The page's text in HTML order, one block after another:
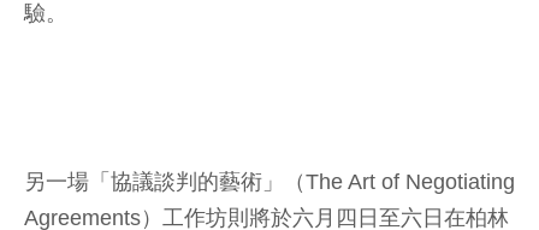
驗。
另一場「協議談判的藝術」（The Art of Negotiating
Agreements）工作坊則將於六月四日至六日在柏林